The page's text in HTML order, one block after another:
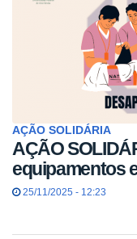
AÇÃO SOLIDÁRIA
AÇÃO
equipamentos
25/11/2025 - 12:23